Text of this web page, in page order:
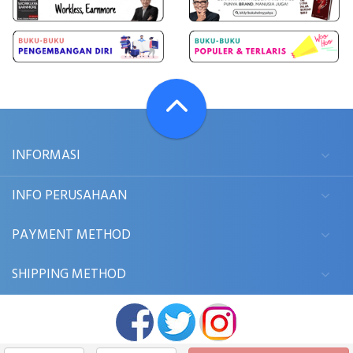
INFORMASI
INFO PERUSAHAAN
PAYMENT METHOD
SHIPPING METHOD